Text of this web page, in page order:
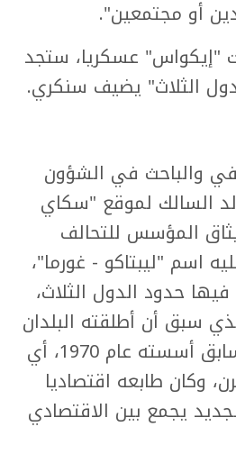
أو مجتمعين".
"إيكواس" عسكريا، ستجد
الثلاث" يضيف سنكري.
والباحث في الشؤون
السالك لموقع "سكاي
المؤسس للتحالف
اسم "ليبتاكو - غورما"،
حدود الدول الثلاث،
سبق أن أطلقته البلدان
الثلاثة على تحالف سابق أسسته عام 1970، أي
وكان طابعه اقتصاديا
يجمع بين الاقتصادي